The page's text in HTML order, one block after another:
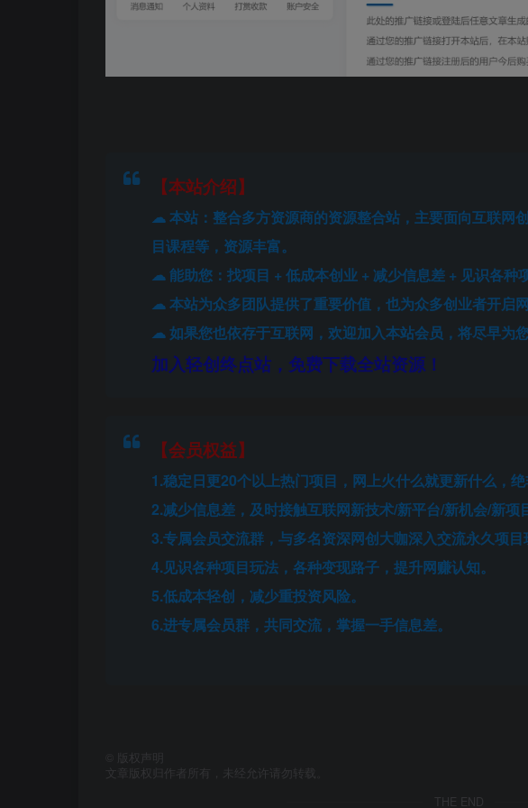
【本站介绍】
☁ 本站：整合多方资源商的资源整合站，主要面向互联网
目课程等，资源丰富。
☁ 能助您：找项目 + 低成本创业 + 减少信息差 + 见识各种
☁ 本站为众多团队提供了重要价值，也为众多创业者开启
☁ 如果您也依存于互联网，欢迎加入本站会员，将尽早为
加入轻创终点站，免费下载全站资源！
【会员权益】
1.稳定日更20个以上热门项目，网上火什么就更新什么，绝
2.减少信息差，及时接触互联网新技术/新平台/新机会/新项
3.专属会员交流群，与多名资深网创大咖深入交流永久项目
4.见识各种项目玩法，各种变现路子，提升网赚认知。
5.低成本轻创，减少重投资风险。
6.进专属会员群，共同交流，掌握一手信息差。
版权声明
文章版权归作者所有，未经允许请勿转载。
THE END